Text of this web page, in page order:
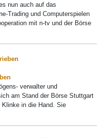
nun auch auf das
Trading und Computerspielen
mit n-tv und der Börse
verwalter und
am Stand der Börse Stuttgart
in die Hand. Sie